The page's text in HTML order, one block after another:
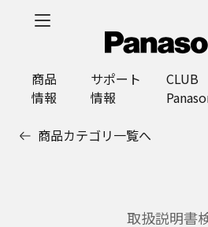
商品
情報
サポート
情報
CLUB
商品カテゴリ一覧へ
取扱説明書